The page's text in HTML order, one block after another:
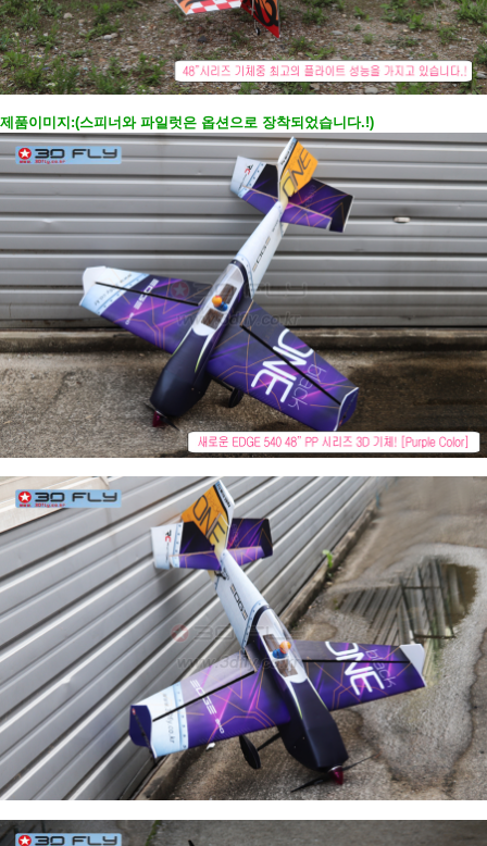
제품이미지:(스피너와 파일럿은 옵션으로 장착되었습니다.!)